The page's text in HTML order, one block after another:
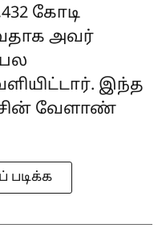
கோடி
அவர்
பல
இந்த
வேளாண்
படிக்க